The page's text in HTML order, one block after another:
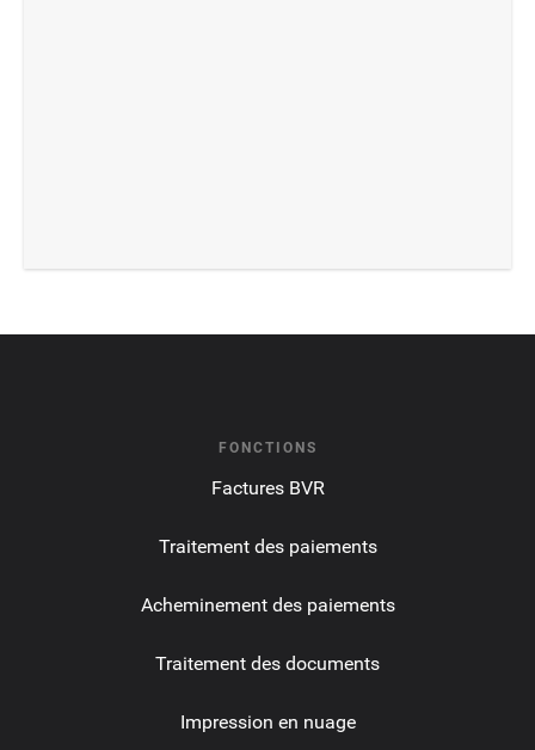
FONCTIONS
Factures BVR
Traitement des paiements
Acheminement des paiements
Traitement des documents
Impression en nuage